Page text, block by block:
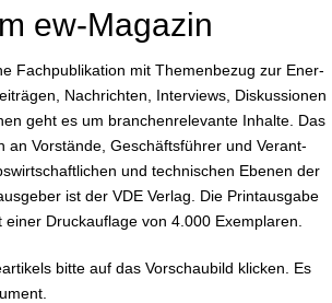
ew-Magazin
Fach­pu­bli­ka­ti­on mit The­men­be­zug zur En­er­
Nach­rich­ten, Interviews, Dis­kus­sio­nen
geht es um bran­chen­re­le­van­te Inhalte. Das
an Vorstände, Ge­schäfts­füh­rer und Ver­ant­
und tech­ni­schen Ebenen der
ist der VDE Verlag . Die Print­aus­ga­be
Druck­auf­la­ge von 4.000 Exemplaren.
bitte auf das Vor­schau­bild klicken. Es